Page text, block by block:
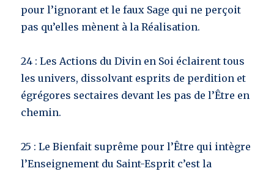
pour l’ignorant et le faux Sage qui ne perçoit
pas qu’elles mènent à la Réalisation.
24 : Les Actions du Divin en Soi éclairent tous
les univers, dissolvant esprits de perdition et
égrégores sectaires devant les pas de l’Être en
chemin.
25 : Le Bienfait suprême pour l’Être qui intègre
l’Enseignement du Saint-Esprit c’est la